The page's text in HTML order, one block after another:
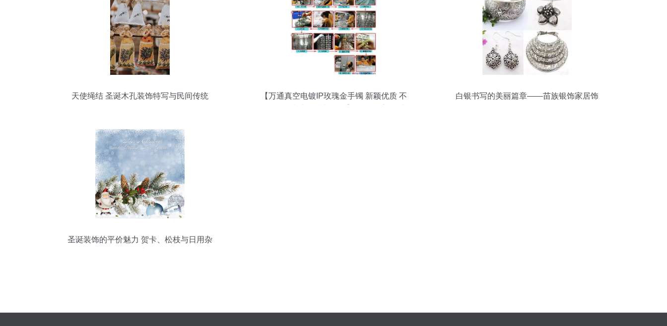
天使绳结 圣诞木孔装饰特写与民间传统
【万通真空电镀IP玫瑰金手镯 新颖优质 不
白银书写的美丽篇章——苗族银饰家居饰
圣诞装饰的平价魅力 贺卡、松枝与日用杂